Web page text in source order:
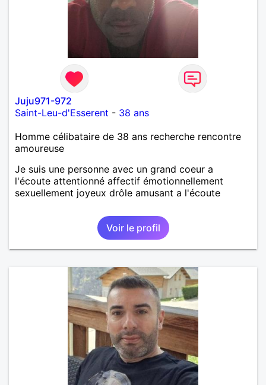
Juju971-972
Saint-Leu-d'Esserent - 38 ans
Homme célibataire de 38 ans recherche rencontre
amoureuse
Je suis une personne avec un grand coeur a
l'écoute attentionné affectif émotionnellement
sexuellement joyeux drôle amusant a l'écoute
Voir le profil